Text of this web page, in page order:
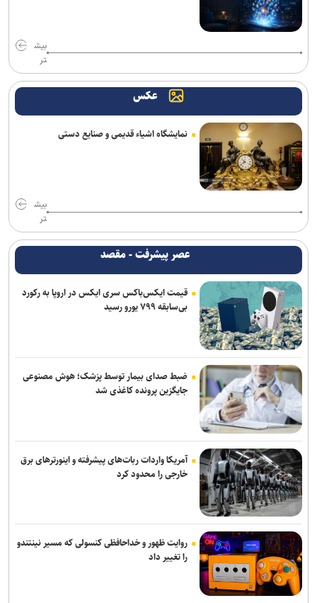
تکواندو هانمادانگ ۲۰۲۶| پایان کار نمایندگان ایران با کسب ۲۶ مدال
رسمی؛ عالیشاه به گل‌گهر پیوست
ربیعی سرمربی شاهین بندرعامری شد
پرورش اندام/ حضور عضو هیات مدیره پرسپولیس
کلباسی به چادرملو پیوست
عالیشاه در یک قدمی گل‌گهر
باقری قراردادش را با پیکان تمدید کرد
روزنامه‌های ورزشی چهارشنبه ۱۴ مرداد ۱۴۰۵
روزنامه های ورزشی پنجشنبه ۱۵ مرداد ۱۴۰۵
برزگر: همای سعادت روی دوش تارتار نشسته است/ عیار واقعی پرسپولیس
از هفته پنجم به بعد مشخص می‌شود
نعمت‌پور بعد از قبول مسئولیت سپاهان در لیگ برتر فرنگی: اولویت‌مان
در سال اول قهرمانی نیست
بیش
تر
عکس
نمایشگاه اشیاء قدیمی و صنایع دستی
بیش
تر
عصر پیشرفت - مقصد
قیمت ایکس‌باکس سری ایکس در اروپا به رکورد
بی‌سابقه ۷۹۹ یورو رسید
ضبط صدای بیمار توسط پزشک؛ هوش مصنوعی
جایگزین پرونده کاغذی شد
آمریکا واردات ربات‌های پیشرفته و اینورترهای برق
خارجی را محدود کرد
روایت ظهور و خداحافظی کنسولی که مسیر نینتندو
را تغییر داد